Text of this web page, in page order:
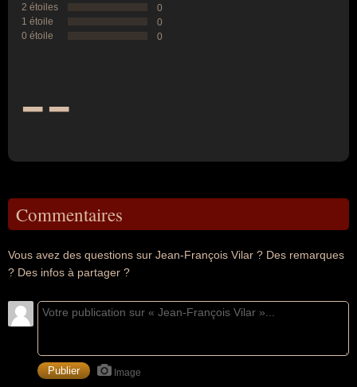
2 étoiles
0
1 étoile
0
0 étoile
0
--
Commentaires
Vous avez des questions sur Jean-François Vilar ? Des remarques
? Des infos à partager ?
Image